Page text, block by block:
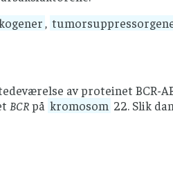
,
av proteinet BCR-
BCRpå kromosom 22. Slik